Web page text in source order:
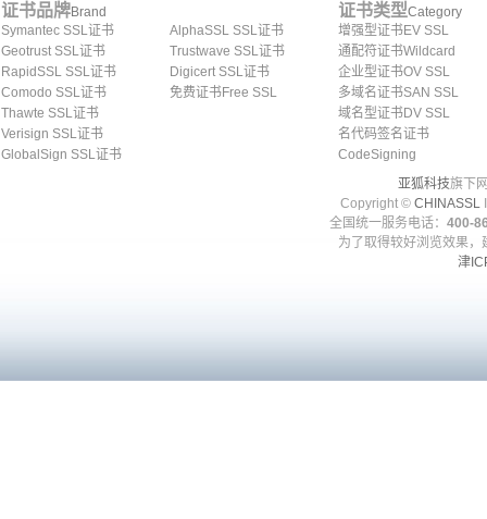
证书品牌Brand
Symantec SSL证书
Geotrust SSL证书
RapidSSL SSL证书
Comodo SSL证书
Thawte SSL证书
Verisign SSL证书
GlobalSign SSL证书
AlphaSSL SSL证书
Trustwave SSL证书
Digicert SSL证书
免费证书Free SSL
证书类型Category
增强型证书EV SSL
通配符证书Wildcard
企业型证书OV SSL
多域名证书SAN SSL
域名型证书DV SSL
名代码签名证书
CodeSigning
亚狐科技旗下
Copyright © CHINASSL
全国统一服务电话： 400-
为了取得较好浏览效果
津